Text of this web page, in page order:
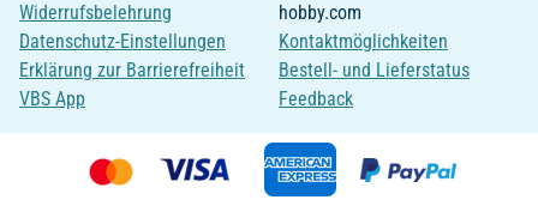
Widerrufsbelehrung
Datenschutz-Einstellungen
Erklärung zur Barrierefreiheit
VBS App
hobby.com
Kontaktmöglichkeiten
Bestell- und Lieferstatus
Feedback